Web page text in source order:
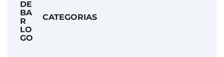
CATEGORIAS